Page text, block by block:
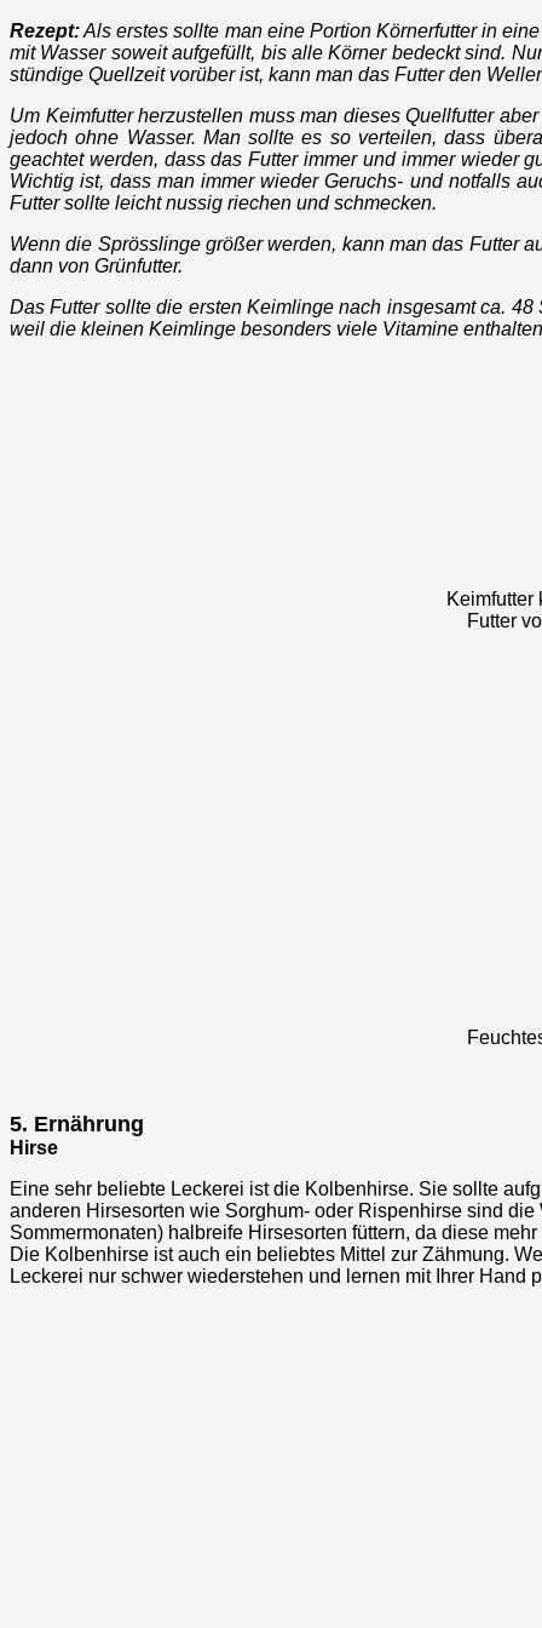
Rezept:Als erstes sollte man eine Portion Körnerfutter in
mit Wasser soweit aufgefüllt, bis alle Körner bedeckt sind.
stündige Quellzeit vorüber ist, kann man das Futter den
Um Keimfutter herzustellen muss man dieses Quellfutter
jedoch ohne Wasser. Man sollte es so verteilen, dass
geachtet werden, dass das Futter immer und immer wieder
Wichtig ist, dass man immer wieder Geruchs- und notfalls
Futter sollte leicht nussig riechen und schmecken.
Wenn die Sprösslinge größer werden, kann man das Futter
dann von Grünfutter.
Das Futter sollte die ersten Keimlinge nach insgesamt ca.
weil die kleinen Keimlinge besonders viele Vitamine
Keimfutter
Futter
5. Ernährung
Hirse
Eine sehr beliebte Leckerei ist die Kolbenhirse. Sie sollte
anderen Hirsesorten wie Sorghum- oder Rispenhirse sind
Sommermonaten) halbreife Hirsesorten füttern, da diese
Die Kolbenhirse ist auch ein beliebtes Mittel zur Zähmung.
Leckerei nur schwer wiederstehen und lernen mit Ihrer Hand